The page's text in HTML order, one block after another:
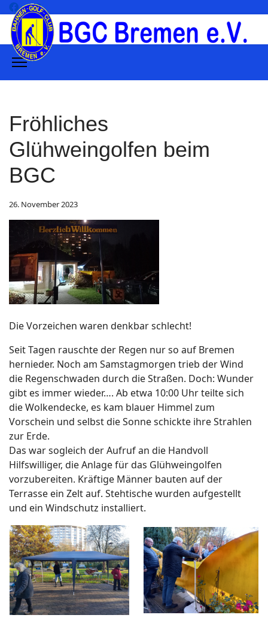
Fröhliches
Glühweingolfen beim
BGC
26. November 2023
Die Vorzeichen waren denkbar schlecht!
Seit Tagen rauschte der Regen nur so auf Bremen
hernieder. Noch am Samstagmorgen trieb der Wind
die Regenschwaden durch die Straßen. Doch: Wunder
gibt es immer wieder…. Ab etwa 10:00 Uhr teilte sich
die Wolkendecke, es kam blauer Himmel zum
Vorschein und selbst die Sonne schickte ihre Strahlen
zur Erde.
Das war sogleich der Aufruf an die Handvoll
Hilfswilliger, die Anlage für das Glühweingolfen
vorzubereiten. Kräftige Männer bauten auf der
Terrasse ein Zelt auf. Stehtische wurden aufgestellt
und ein Windschutz installiert.